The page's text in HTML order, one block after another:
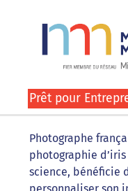
Prêt pour
Photographe
photographie
science, bénéficie